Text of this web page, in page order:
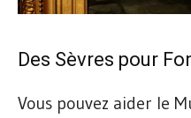
Des Sèvres pour
Vous pouvez aider le